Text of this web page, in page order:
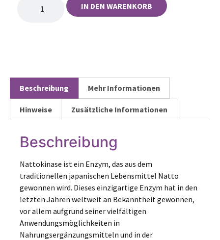
IN DEN WARENKORB
Beschreibung Mehr Informationen
Hinweise Zusätzliche Informationen
Beschreibung
Nattokinase ist ein Enzym, das aus dem
traditionellen japanischen Lebensmittel Natto
gewonnen wird. Dieses einzigartige Enzym hat in den
letzten Jahren weltweit an Bekanntheit gewonnen,
vor allem aufgrund seiner vielfältigen
Anwendungsmöglichkeiten in
Nahrungsergänzungsmitteln und in der